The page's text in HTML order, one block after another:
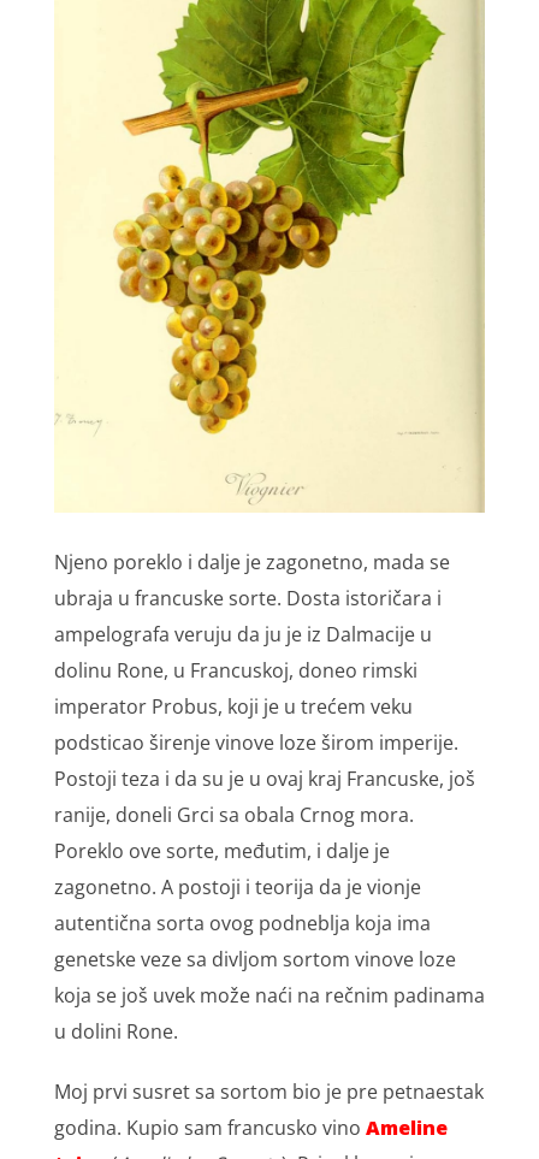
Njeno poreklo i dalje je zagonetno, mada se
ubraja u francuske sorte. Dosta istoričara i
ampelografa veruju da ju je iz Dalmacije u
dolinu Rone, u Francuskoj, doneo rimski
imperator Probus, koji je u trećem veku
podsticao širenje vinove loze širom imperije.
Postoji teza i da su je u ovaj kraj Francuske, još
ranije, doneli Grci sa obala Crnog mora.
Poreklo ove sorte, međutim, i dalje je
zagonetno. A postoji i teorija da je vionje
autentična sorta ovog podneblja koja ima
genetske veze sa divljom sortom vinove loze
koja se još uvek može naći na rečnim padinama
u dolini Rone.
Moj prvi susret sa sortom bio je pre petnaestak
godina. Kupio sam francusko vino Ameline